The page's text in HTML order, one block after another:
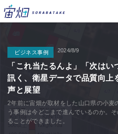
ビジネス事例 2024/8/9
「これ当たるんよ」「次は
訊く、衛星データで品質向上
声と展望
2年前に宙畑が取材をした山口県の小麦
う事例は今どこまで進んでいるのか。
ることができました。